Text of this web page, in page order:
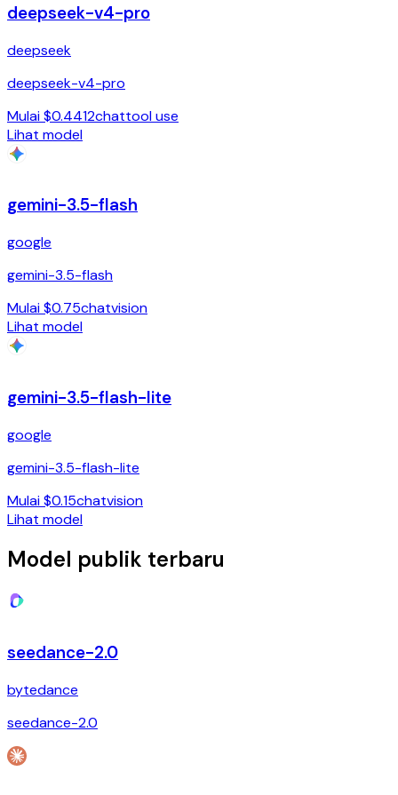
deepseek-v4-pro
deepseek
deepseek-v4-pro
Mulai $0.4412chattool use
Lihat model
gemini-3.5-flash
google
gemini-3.5-flash
Mulai $0.75chatvision
Lihat model
gemini-3.5-flash-lite
google
gemini-3.5-flash-lite
Mulai $0.15chatvision
Lihat model
Model publik terbaru
seedance-2.0
bytedance
seedance-2.0